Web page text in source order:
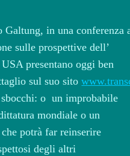
Galtung, in una conferenza
sulle prospettive dell’
presentano oggi ben
sul suo sito
sbocchi: o un improbabile
mondiale o un
potrà far reinserire
degli altri